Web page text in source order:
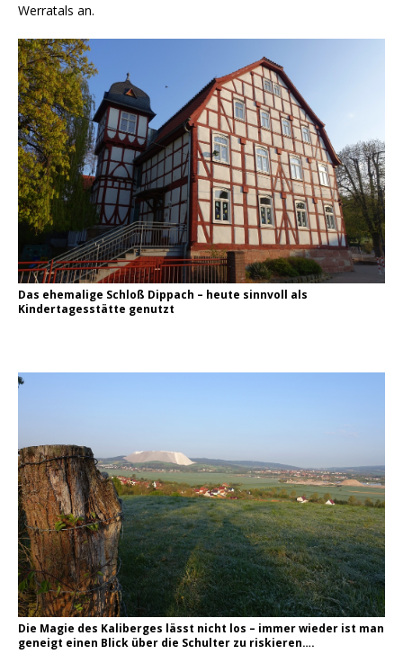
Werratals an.
Das ehemalige Schloß Dippach – heute sinnvoll als
Kindertagesstätte genutzt
Die Magie des Kaliberges lässt nicht los – immer wieder ist man
geneigt einen Blick über die Schulter zu riskieren….